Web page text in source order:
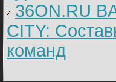
36ON.RU
CITY:
команд